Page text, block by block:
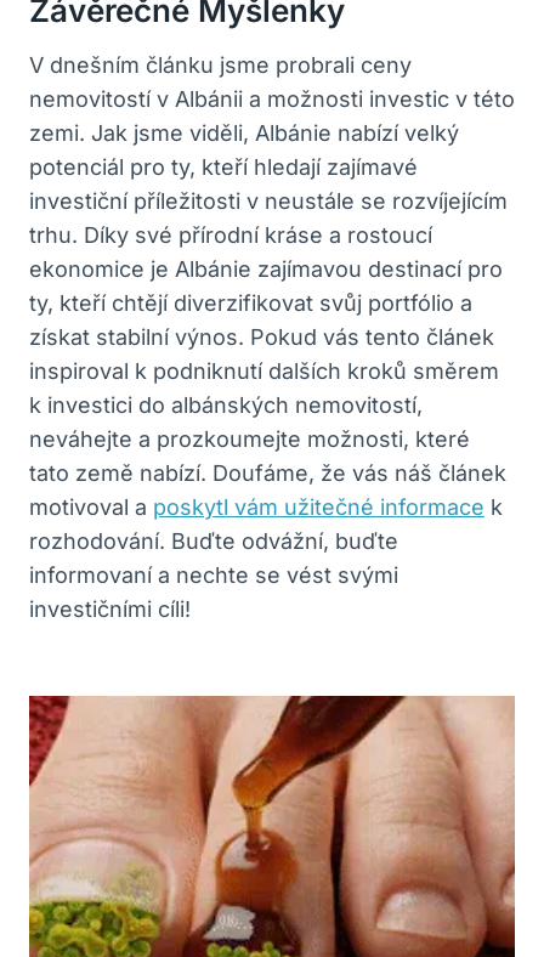
Závěrečné Myšlenky
V dnešním článku jsme probrali ceny
nemovitostí v Albánii a možnosti investic v této
zemi. Jak jsme viděli, Albánie nabízí velký
potenciál pro ty, kteří hledají zajímavé
investiční příležitosti v neustále se rozvíjejícím
trhu. Díky své přírodní kráse a rostoucí
ekonomice je Albánie zajímavou destinací pro
ty, kteří chtějí diverzifikovat svůj portfólio a
získat stabilní výnos. Pokud vás tento článek
inspiroval k podniknutí dalších kroků směrem
k investici do albánských nemovitostí,
neváhejte a prozkoumejte možnosti, které
tato země nabízí. Doufáme, že vás náš článek
motivoval a poskytl vám užitečné informace k
rozhodování. Buďte odvážní, buďte
informovaní a nechte se vést svými
investičními cíli!